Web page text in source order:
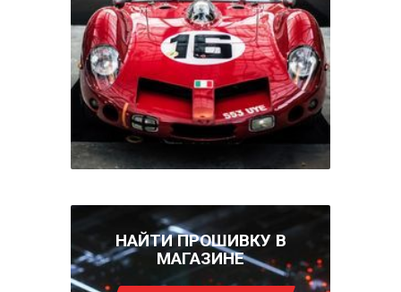
НАЙТИ ПРОШИВКУ В
МАГАЗИНЕ